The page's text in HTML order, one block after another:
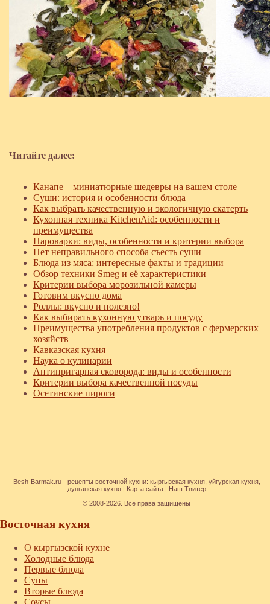
Читайте далее:
Канапе – миниатюрные шедевры на вашем столе
Суши: история и особенности блюда
Как выбрать качественную и экологичную скатерть
Кухонная техника KitchenAid: особенности и
преимущества
Пароварки: виды, особенности и критерии выбора
Нет неправильного способа съесть суши
Блюда из мяса: интересные факты и традиции
Обзор техники Smeg и её характеристики
Критерии выбора морозильной камеры
Готовим вкусно дома
Роллы: вкусно и полезно!
Как выбирать кухонную утварь и посуду
Преимущества употребления продуктов с фермерских
хозяйств
Кавказская кухня
Наука о кулинарии
Антипригарная сковорода: виды и особенности
Критерии выбора качественной посуды
Осетинские пироги
Besh-Barmak.ru - рецепты восточной кухни: кыргызская кухня, уйгурская кухня,
дунганская кухня| Карта сайта| Наш Твитер
© 2008-2026. Все права защищены
Восточная кухня
О кыргызской кухне
Холодные блюда
Первые блюда
Супы
Вторые блюда